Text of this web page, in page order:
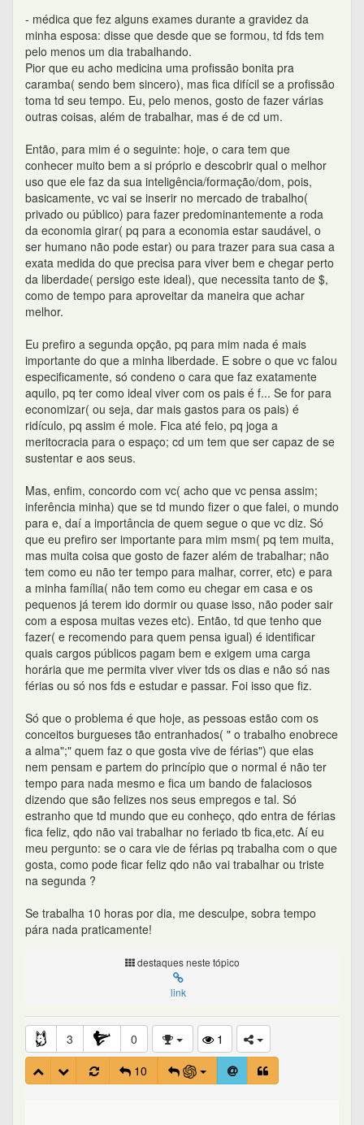
- médica que fez alguns exames durante a gravidez da
minha esposa: disse que desde que se formou, td fds tem
pelo menos um dia trabalhando.
Pior que eu acho medicina uma profissão bonita pra
caramba( sendo bem sincero), mas fica difícil se a profissão
toma td seu tempo. Eu, pelo menos, gosto de fazer várias
outras coisas, além de trabalhar, mas é de cd um.
Então, para mim é o seguinte: hoje, o cara tem que
conhecer muito bem a si próprio e descobrir qual o melhor
uso que ele faz da sua inteligência/formação/dom, pois,
basicamente, vc vai se inserir no mercado de trabalho(
privado ou público) para fazer predominantemente a roda
da economia girar( pq para a economia estar saudável, o
ser humano não pode estar) ou para trazer para sua casa a
exata medida do que precisa para viver bem e chegar perto
da liberdade( persigo este ideal), que necessita tanto de $,
como de tempo para aproveitar da maneira que achar
melhor.
Eu prefiro a segunda opção, pq para mim nada é mais
importante do que a minha liberdade. E sobre o que vc falou
especificamente, só condeno o cara que faz exatamente
aquilo, pq ter como ideal viver com os pais é f... Se for para
economizar( ou seja, dar mais gastos para os pais) é
ridículo, pq assim é mole. Fica até feio, pq joga a
meritocracia para o espaço; cd um tem que ser capaz de se
sustentar e aos seus.
Mas, enfim, concordo com vc( acho que vc pensa assim;
inferência minha) que se td mundo fizer o que falei, o mundo
para e, daí a importância de quem segue o que vc diz. Só
que eu prefiro ser importante para mim msm( pq tem muita,
mas muita coisa que gosto de fazer além de trabalhar; não
tem como eu não ter tempo para malhar, correr, etc) e para
a minha família( não tem como eu chegar em casa e os
pequenos já terem ido dormir ou quase isso, não poder sair
com a esposa muitas vezes etc). Então, td que tenho que
fazer( e recomendo para quem pensa igual) é identificar
quais cargos públicos pagam bem e exigem uma carga
horária que me permita viver viver tds os dias e não só nas
férias ou só nos fds e estudar e passar. Foi isso que fiz.
Só que o problema é que hoje, as pessoas estão com os
conceitos burgueses tão entranhados( " o trabalho enobrece
a alma";" quem faz o que gosta vive de férias") que elas
nem pensam e partem do princípio que o normal é não ter
tempo para nada mesmo e fica um bando de falaciosos
dizendo que são felizes nos seus empregos e tal. Só
estranho que td mundo que eu conheço, qdo entra de férias
fica feliz, qdo não vai trabalhar no feriado tb fica,etc. Aí eu
meu pergunto: se o cara vie de férias pq trabalha com o que
gosta, como pode ficar feliz qdo não vai trabalhar ou triste
na segunda ?
Se trabalha 10 horas por dia, me desculpe, sobra tempo
pára nada praticamente!
destaques neste tópico
link
3 0
1
10